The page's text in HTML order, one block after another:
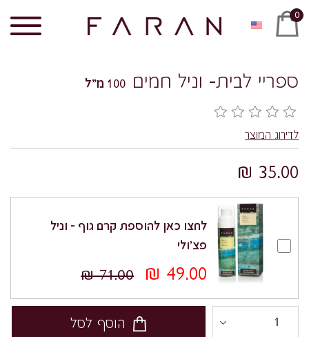
0
ספריי לבית- וניל חמים 100 מ"ל
לדירוג המוצר
35.00 ₪
לחצו כאן להוספת קרם גוף – וניל
פצ'ולי
49.00 ₪
71.00 ₪
הוסף לסל